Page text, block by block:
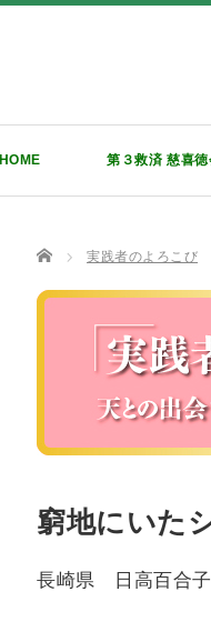
HOME 第３救済 慈喜徳
TOP 実践者のよろこび
窮地にいた
長崎県 日高百合